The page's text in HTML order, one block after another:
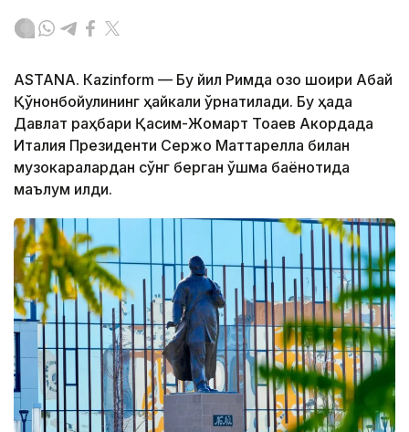
ASTANА. Кazinform — Бу йил Римда қозоқ шоири Абай
Қўнонбойулининг ҳайкали ўрнатилади. Бу ҳақда
Давлат раҳбари Қасим-Жомарт Тоқаев Акордада
Италия Президенти Сержо Маттарелла билан
музокаралардан сўнг берган қўшма баёнотида
маълум қилди.